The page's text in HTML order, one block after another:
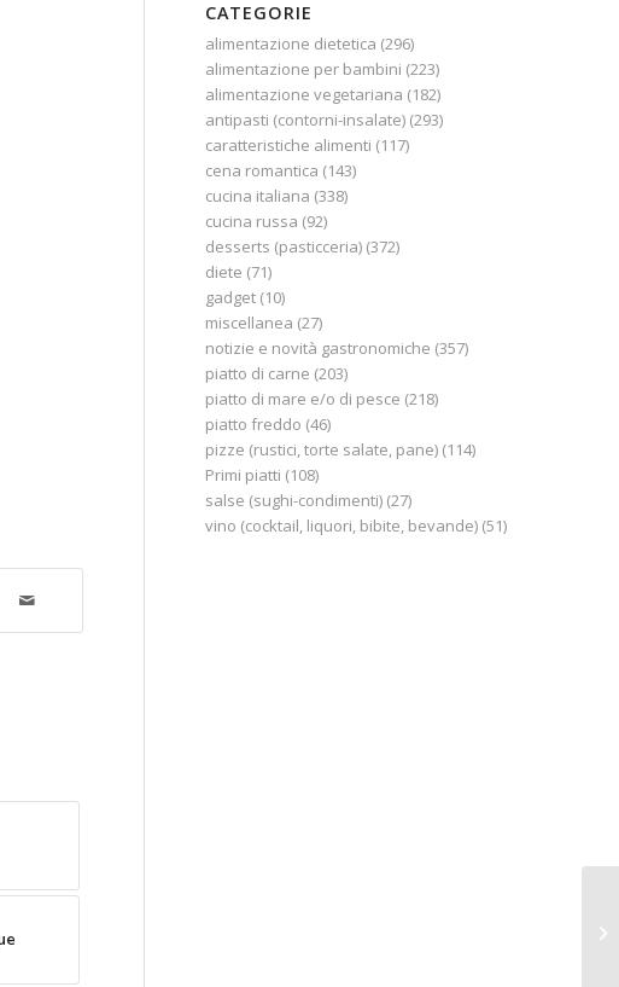
CATEGORIE
alimentazione dietetica (296)
alimentazione per bambini (223)
alimentazione vegetariana (182)
antipasti (contorni-insalate) (293)
caratteristiche alimenti (117)
cena romantica (143)
cucina italiana (338)
cucina russa (92)
desserts (pasticceria) (372)
diete (71)
gadget (10)
miscellanea (27)
notizie e novità gastronomiche (357)
piatto di carne (203)
piatto di mare e/o di pesce (218)
piatto freddo (46)
pizze (rustici, torte salate, pane) (114)
Primi piatti (108)
salse (sughi-condimenti) (27)
vino (cocktail, liquori, bibite, bevande) (51)